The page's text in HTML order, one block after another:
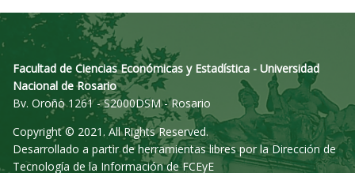
Facultad de Ciencias Económicas y Estadística - Universidad
Nacional de Rosario
Bv. Oroño 1261 - S2000DSM - Rosario
Copyright © 2021. All Rights Reserved.
Desarrollado a partir de herramientas libres por la Dirección de
Tecnología de la Información de FCEyE